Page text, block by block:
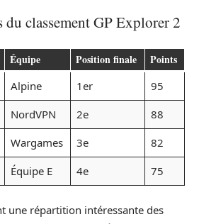
du classement GP Explorer 2
Équipe Position finale Points
Alpine 1er
95
NordVPN 2e
88
Wargames 3e
82
Équipe E 4e 75
une répartition intéressante des